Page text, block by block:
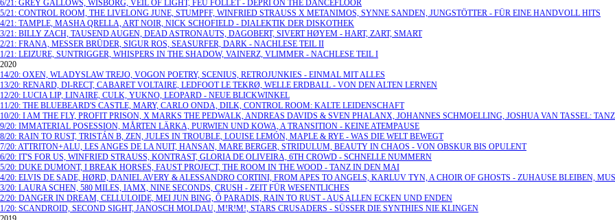
6/21: GREY GALLOWS, WISBORG, VEIL OF LIGHT, FEU FOLLET - DEPRI ON THE DANCEFLOOR
5/21: CONTROL ROOM, THE LIVELONG JUNE, STUMPFF, WINFRIED STRAUSS X METANIMOS, SYNNE SANDEN, JUNGSTÖTTER - FÜR EINE HANDVOLL HITS
4/21: TAMPLE, MASHA QRELLA, ART NOIR, NICK SCHOFIELD - DIALEKTIK DER DISKOTHEK
3/21: BILLY ZACH, TAUSEND AUGEN, DEAD ASTRONAUTS, DAGOBERT, SIVERT HØYEM - HART, ZART, SMART
2/21: FRANA, MESSER BRÜDER, SIGUR ROS, SEASURFER, DARK - NACHLESE TEIL II
1/21: LEIZURE, SUNTRIGGER, WHISPERS IN THE SHADOW, VAINERZ, VLIMMER - NACHLESE TEIL I
2020
14/20: OXEN, WLADYSLAW TREJO, VOGON POETRY, SCENIUS, RETROJUNKIES - EINMAL MIT ALLES
13/20: RENARD, DI-RECT, CABARET VOLTAIRE, LEDFOOT LE TEKRØ, WELLE ERDBALL - VON DEN ALTEN LERNEN
12/20: LUCIA LIP, LINAIRE, CULK, YUKNO, LEOPARD - NEUE BLICKWINKEL
11/20: THE BLUEBEARD'S CASTLE, MARY, CARLO ONDA, DILK, CONTROL ROOM: KALTE LEIDENSCHAFT
10/20: I AM THE FLY, PROFIT PRISON, X MARKS THE PEDWALK, ANDREAS DAVIDS & SVEN PHALANX, JOHANNES SCHMOELLING, JOSHUA VAN TASSEL:
9/20: IMMATERIAL POSESSION, MÅRTEN LÄRKA, PURWIEN UND KOWA, A TRANSITION - KEINE ATEMPAUSE
8/20: RAIN TO RUST, TRISTÁN B, ZEN, JULES IN TROUBLE, LOUISE LEMÓN, MAPLE & RYE - WAS DIE WELT BEWEGT
7/20: ATTRITON+ALU, LES ANGES DE LA NUIT, HANSAN, MARE BERGER, STRIDULUM, BEAUTY IN CHAOS - VON OBSKUR BIS OPULENT
6/20: IT'S FOR US, WINFRIED STRAUSS, KONTRAST, GLORIA DE OLIVEIRA, 6TH CROWD - SCHNELLE NUMMERN
5/20: DUKE DUMONT, I BREAK HORSES, FAUST PROJECT, THE ROOM IN THE WOOD - TANZ IN DEN MAI
4/20: ELVIS DE SADE, HØRD, DANIEL AVERY & ALESSANDRO CORTINI, FROM APES TO ANGELS, KARLUV TYN, A CHOIR OF GHOSTS - ZUHAUSE BLEIBEN,
3/20: LAURA SCHEN, 580 MILES, IAMX, NINE SECONDS, CRUSH - ZEIT FÜR WESENTLICHES
2/20: DANGER IN DREAM, CELLULOIDE, MEI JUN BING, Ô PARADIS, RAIN TO RUST - AUS ALLEN ECKEN UND ENDEN
1/20: SCANDROID, SECOND SIGHT, JANOSCH MOLDAU, M!R!M!, STARS CRUSADERS - SÜSSER DIE SYNTHIES NIE KLINGEN